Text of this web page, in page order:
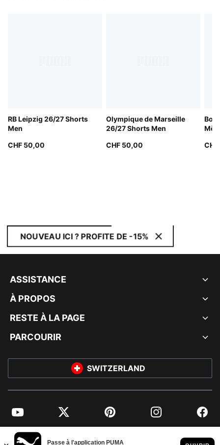
RB Leipzig 26/27 Shorts
Men
CHF 50,00
Olympique de Marseille
26/27 Shorts Men
CHF 50,00
NOUVEAU ICI ? PROFITE DE -15%
ASSISTANCE
À PROPOS
RESTE À LA PAGE
PARCOURIR
SWITZERLAND
YouTube Twitter Pinterest Instagram
© PUMA EUROPE GMBH, 2026. TOUS DROITS RÉSERVÉS